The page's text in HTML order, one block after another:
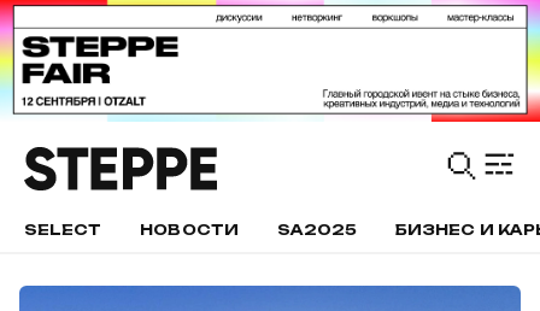
SELECT НОВОСТИ SA2025 БИЗНЕС И